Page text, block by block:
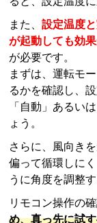
また、設定温度
が起動しても効
が必要です。
まずは、運転モ
るかを確認し、
「自動」あるい
ょう。
さらに、風向き
偏って循環しに
うに角度を調整
リモコン操作の
め、真っ先に試